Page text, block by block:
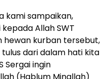
kami sampaikan,
Allah SWT
hewan kurban tersebut,
dari dalam hati kita
Sergai ingin
(Hablum Minallah)